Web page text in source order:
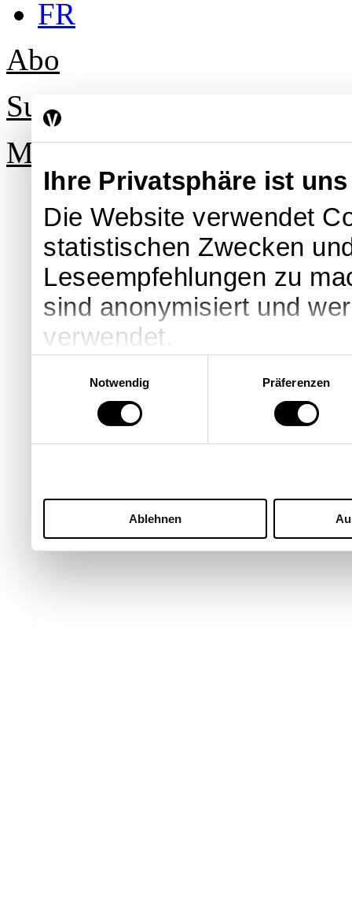
Ihre Privatsphäre ist
Die Website verwendet
statistischen Zwecken
Leseempfehlungen zu
sind anonymisiert und
verwendet.
Notwendig
Präferenzen
Ablehnen
FR
Abo
Suche
Mein Profil